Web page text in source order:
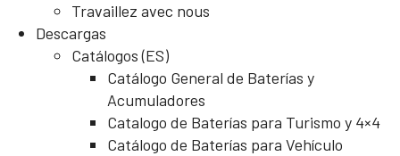
Travaillez avec nous
Descargas
Catálogos (ES)
Catálogo General de Baterías y
Acumuladores
Catalogo de Baterías para Turismo y 4×4
Catálogo de Baterías para Vehículo